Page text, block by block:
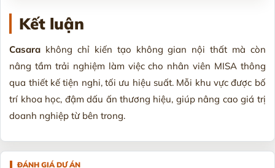
Kết luận
Casara không chỉ kiến tạo không gian nội thất mà còn
nâng tầm trải nghiệm làm việc cho nhân viên MISA thông
qua thiết kế tiện nghi, tối ưu hiệu suất. Mỗi khu vực được bố
trí khoa học, đậm dấu ấn thương hiệu, giúp nâng cao giá trị
doanh nghiệp từ bên trong.